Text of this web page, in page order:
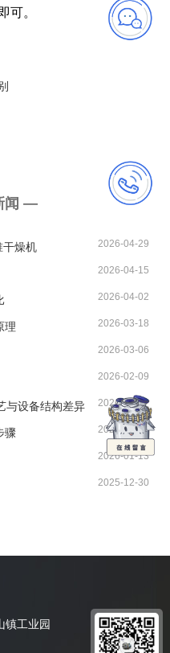
可。
闻 —
干燥机 2026-04-29
2026-04-15
2026-04-02
理 2026-03-18
2026-03-06
2026-02-09
与设备结构差异 2026-01-27
骤 2026-01-20
2026-01-13
2025-12-30
镇工业园